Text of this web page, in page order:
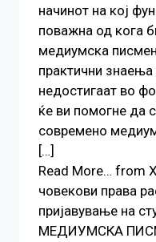
начинот на кој
поважна од кога
медиумска
практични
недостигаат во
ќе ви помогне да
современо
[…]
Read More… from
човекови права
пријавување на
МЕДИУМСКА